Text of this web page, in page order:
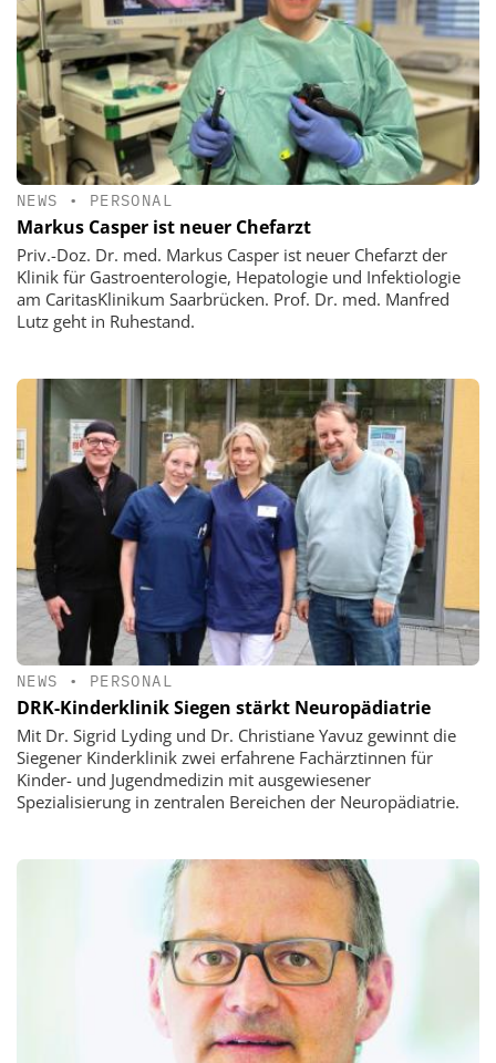
NEWS • PERSONAL
Markus Casper ist neuer Chefarzt
Priv.-Doz. Dr. med. Markus Casper ist neuer Chefarzt der
Klinik für Gastroenterologie, Hepatologie und Infektiologie
am CaritasKlinikum Saarbrücken. Prof. Dr. med. Manfred
Lutz geht in Ruhestand.
NEWS • PERSONAL
DRK-Kinderklinik Siegen stärkt Neuropädiatrie
Mit Dr. Sigrid Lyding und Dr. Christiane Yavuz gewinnt die
Siegener Kinderklinik zwei erfahrene Fachärztinnen für
Kinder- und Jugendmedizin mit ausgewiesener
Spezialisierung in zentralen Bereichen der Neuropädiatrie.